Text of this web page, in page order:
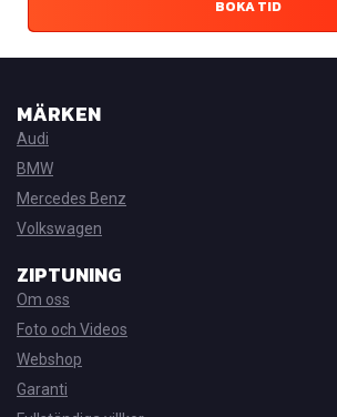
BOKA TID
MÄRKEN
Audi
BMW
Mercedes Benz
Volkswagen
ZIPTUNING
Om oss
Foto och Videos
Webshop
Garanti